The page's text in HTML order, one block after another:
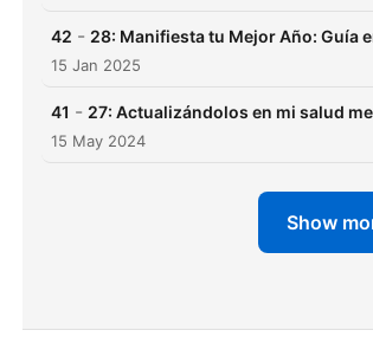
42 - 28: Manifiesta tu Mejor Año: Guía
15 Jan 2025
41 - 27: Actualizándolos en mi salud
15 May 2024
Show